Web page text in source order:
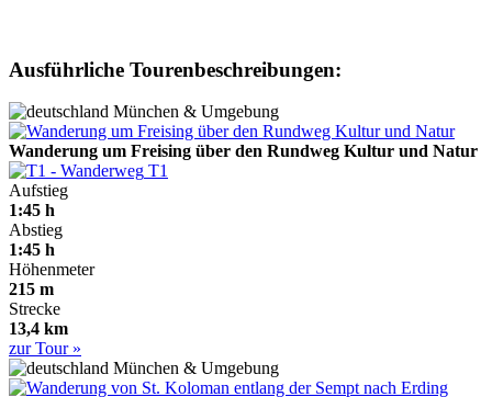
Ausführliche Tourenbeschreibungen:
München & Umgebung
Wanderung um Freising über den Rundweg Kultur und Natur
T1
Aufstieg
1:45 h
Abstieg
1:45 h
Höhenmeter
215 m
Strecke
13,4 km
zur Tour »
München & Umgebung